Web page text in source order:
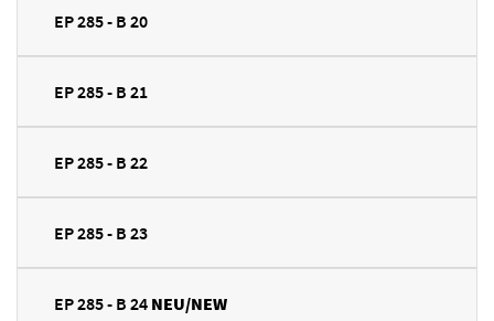
EP 285 - B 20
EP 285 - B 21
EP 285 - B 22
EP 285 - B 23
EP 285 - B 24 NEU/NEW